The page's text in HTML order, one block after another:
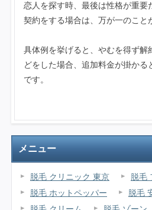
恋人を探す時、最後は性格が重要
契約をする場合は、万が一のこと
具体例を挙げると、やむを得ず解
どをした場合、追加料金が掛か
です。
メニュー
脱毛 クリニック 東京 脱毛
脱毛 ホットペッパー
脱毛